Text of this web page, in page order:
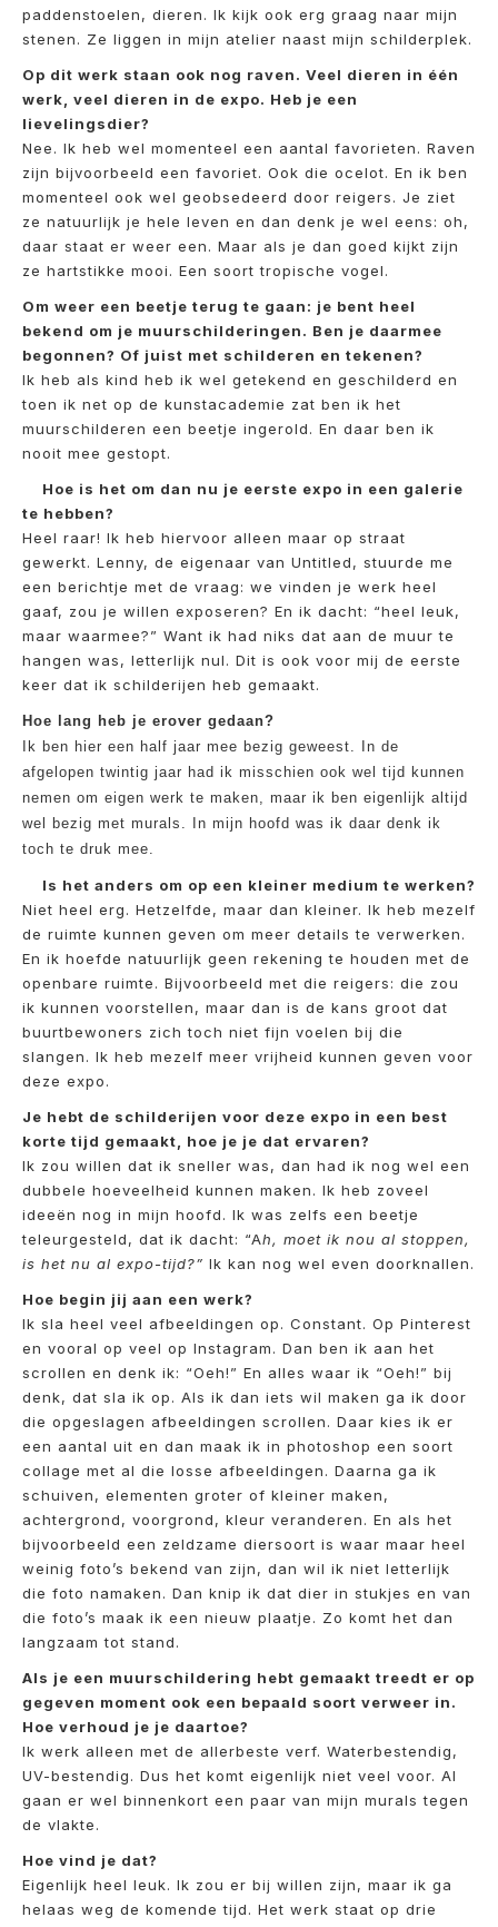
paddenstoelen, dieren. Ik kijk ook erg graag naar mijn
stenen. Ze liggen in mijn atelier naast mijn schilderplek.
Op dit werk staan ook nog raven. Veel dieren in één
werk, veel dieren in de expo. Heb je een
lievelingsdier?
Nee. Ik heb wel momenteel een aantal favorieten. Raven
zijn bijvoorbeeld een favoriet. Ook die ocelot. En ik ben
momenteel ook wel geobsedeerd door reigers. Je ziet
ze natuurlijk je hele leven en dan denk je wel eens: oh,
daar staat er weer een. Maar als je dan goed kijkt zijn
ze hartstikke mooi. Een soort tropische vogel.
Om weer een beetje terug te gaan: je bent heel
bekend om je muurschilderingen. Ben je daarmee
begonnen? Of juist met schilderen en tekenen?
Ik heb als kind heb ik wel getekend en geschilderd en
toen ik net op de kunstacademie zat ben ik het
muurschilderen een beetje ingerold. En daar ben ik
nooit mee gestopt.
Hoe is het om dan nu je eerste expo in een galerie
te hebben?
Heel raar! Ik heb hiervoor alleen maar op straat
gewerkt. Lenny, de eigenaar van Untitled, stuurde me
een berichtje met de vraag: we vinden je werk heel
gaaf, zou je willen exposeren? En ik dacht: “heel leuk,
maar waarmee?” Want ik had niks dat aan de muur te
hangen was, letterlijk nul. Dit is ook voor mij de eerste
keer dat ik schilderijen heb gemaakt.
Hoe lang heb je erover gedaan?
Ik ben hier een half jaar mee bezig geweest. In de
afgelopen twintig jaar had ik misschien ook wel tijd kunnen
nemen om eigen werk te maken, maar ik ben eigenlijk altijd
wel bezig met murals. In mijn hoofd was ik daar denk ik
toch te druk mee.
Is het anders om op een kleiner medium te werken?
Niet heel erg. Hetzelfde, maar dan kleiner. Ik heb mezelf
de ruimte kunnen geven om meer details te verwerken.
En ik hoefde natuurlijk geen rekening te houden met de
openbare ruimte. Bijvoorbeeld met die reigers: die zou
ik kunnen voorstellen, maar dan is de kans groot dat
buurtbewoners zich toch niet fijn voelen bij die
slangen. Ik heb mezelf meer vrijheid kunnen geven voor
deze expo.
Je hebt de schilderijen voor deze expo in een best
korte tijd gemaakt, hoe je je dat ervaren?
Ik zou willen dat ik sneller was, dan had ik nog wel een
dubbele hoeveelheid kunnen maken. Ik heb zoveel
ideeën nog in mijn hoofd. Ik was zelfs een beetje
teleurgesteld, dat ik dacht: “Ah, moet ik nou al stoppen,
is het nu al expo-tijd?” Ik kan nog wel even doorknallen.
Hoe begin jij aan een werk?
Ik sla heel veel afbeeldingen op. Constant. Op Pinterest
en vooral op veel op Instagram. Dan ben ik aan het
scrollen en denk ik: “Oeh!” En alles waar ik “Oeh!” bij
denk, dat sla ik op. Als ik dan iets wil maken ga ik door
die opgeslagen afbeeldingen scrollen. Daar kies ik er
een aantal uit en dan maak ik in photoshop een soort
collage met al die losse afbeeldingen. Daarna ga ik
schuiven, elementen groter of kleiner maken,
achtergrond, voorgrond, kleur veranderen. En als het
bijvoorbeeld een zeldzame diersoort is waar maar heel
weinig foto’s bekend van zijn, dan wil ik niet letterlijk
die foto namaken. Dan knip ik dat dier in stukjes en van
die foto’s maak ik een nieuw plaatje. Zo komt het dan
langzaam tot stand.
Als je een muurschildering hebt gemaakt treedt er op
gegeven moment ook een bepaald soort verweer in.
Hoe verhoud je je daartoe?
Ik werk alleen met de allerbeste verf. Waterbestendig,
UV-bestendig. Dus het komt eigenlijk niet veel voor. Al
gaan er wel binnenkort een paar van mijn murals tegen
de vlakte.
Hoe vind je dat?
Eigenlijk heel leuk. Ik zou er bij willen zijn, maar ik ga
helaas weg de komende tijd. Het werk staat op drie